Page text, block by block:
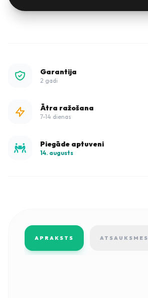
Garantija
2 gadi
Ātra ražošana
7-14 dienas
Piegāde aptuveni
14. augusts
APRAKSTS ATSAUKSMES